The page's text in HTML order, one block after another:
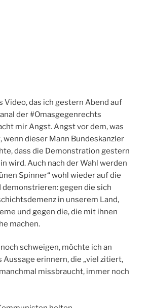
Video, das ich gestern Abend auf
der #Omasgegenrechts
mir Angst. Angst vor dem, was
wenn dieser Mann Bundeskanzler
dass die Demonstration gestern
wird. Auch nach der Wahl werden
Spinner“ wohl wieder auf die
demonstrieren: gegen die sich
in unserem Land,
und gegen die, die mit ihnen
machen.
schweigen, möchte ich an
erinnern, die „viel zitiert,
missbraucht, immer noch